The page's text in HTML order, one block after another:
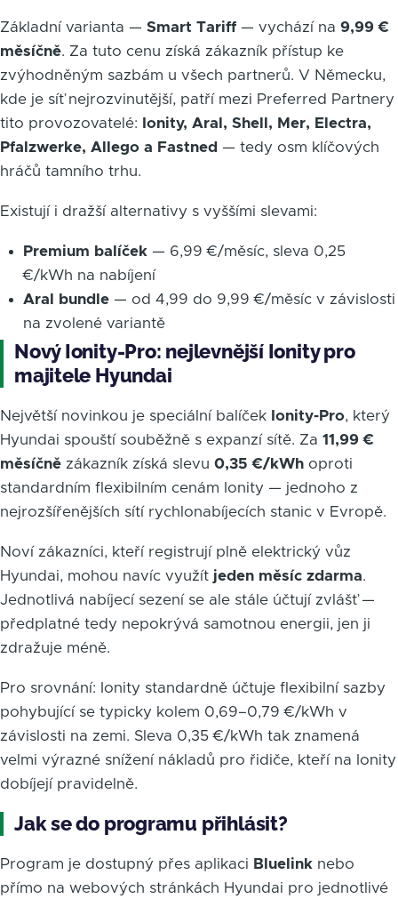
Základní varianta — Smart Tariff — vychází na 9,99 €
měsíčně. Za tuto cenu získá zákazník přístup ke
zvýhodněným sazbám u všech partnerů. V Německu,
kde je síť nejrozvinutější, patří mezi Preferred Partnery
tito provozovatelé:
Ionity, Aral, Shell, Mer, Electra,
Pfalzwerke, Allego a Fastned — tedy osm klíčových
hráčů tamního trhu.
Existují i dražší alternativy s vyššími slevami:
Premium balíček— 6,99 €/měsíc, sleva 0,25
€/kWh na nabíjení
Aral bundle— od 4,99 do 9,99 €/měsíc v závislosti
na zvolené variantě
Nový Ionity-Pro: nejlevnější Ionity pro
majitele Hyundai
Největší novinkou je speciální balíček Ionity-Pro, který
Hyundai spouští souběžně s expanzí sítě. Za 11,99 €
měsíčně zákazník získá slevu 0,35 €/kWh oproti
standardním flexibilním cenám Ionity — jednoho z
nejrozšířenějších sítí rychlonabíjecích stanic v Evropě.
Noví zákazníci, kteří registrují plně elektrický vůz
Hyundai, mohou navíc využít jeden měsíc zdarma.
Jednotlivá nabíjecí sezení se ale stále účtují zvlášť —
předplatné tedy nepokrývá samotnou energii, jen ji
zdražuje méně.
Pro srovnání: Ionity standardně účtuje flexibilní sazby
pohybující se typicky kolem 0,69–0,79 €/kWh v
závislosti na zemi. Sleva 0,35 €/kWh tak znamená
velmi výrazné snížení nákladů pro řidiče, kteří na Ionity
dobíjejí pravidelně.
Jak se do programu přihlásit?
Program je dostupný přes aplikaci Bluelink nebo
přímo na webových stránkách Hyundai pro jednotlivé